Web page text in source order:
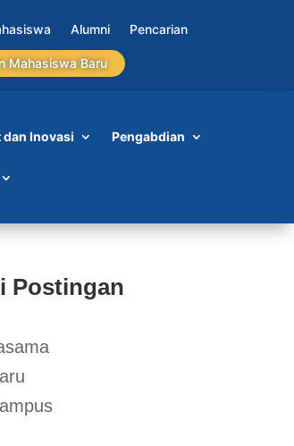
Alumni Pencarian
Mahasiswa Baru
dan Inovasi Pengabdian
Postingan